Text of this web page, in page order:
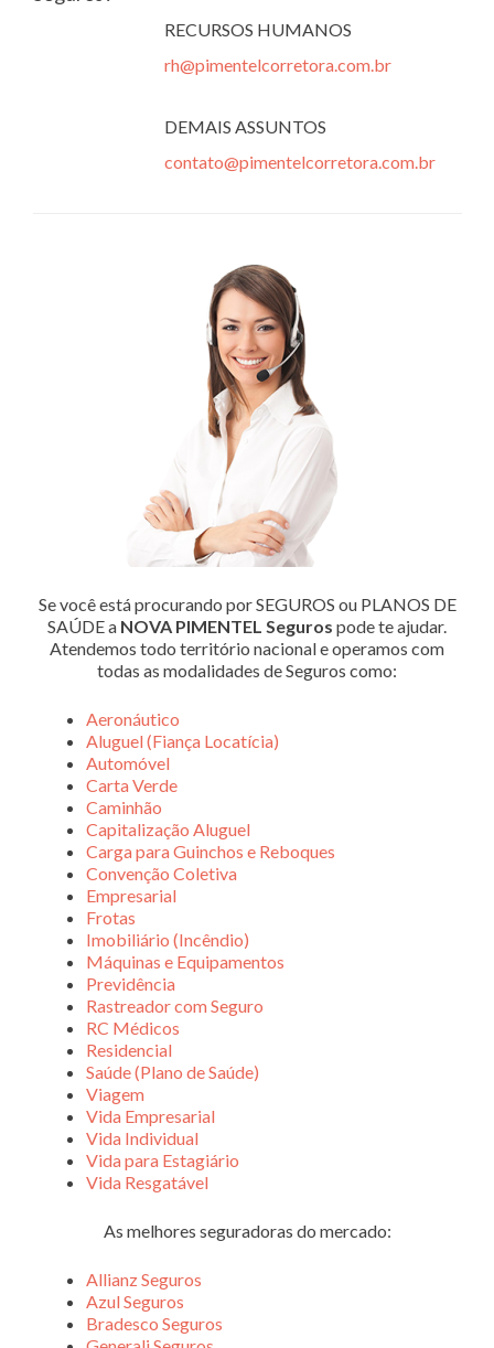
RECURSOS HUMANOS
rh@pimentelcorretora.com.br
DEMAIS ASSUNTOS
contato@pimentelcorretora.com.br
Se você está procurando por SEGUROS ou PLANOS DE
SAÚDE a NOVA PIMENTEL Seguros pode te ajudar.
Atendemos todo território nacional e operamos com
todas as modalidades de Seguros como:
Aeronáutico
Aluguel (Fiança Locatícia)
Automóvel
Carta Verde
Caminhão
Capitalização Aluguel
Carga para Guinchos e Reboques
Convenção Coletiva
Empresarial
Frotas
Imobiliário (Incêndio)
Máquinas e Equipamentos
Previdência
Rastreador com Seguro
RC Médicos
Residencial
Saúde (Plano de Saúde)
Viagem
Vida Empresarial
Vida Individual
Vida para Estagiário
Vida Resgatável
As melhores seguradoras do mercado:
Allianz Seguros
Azul Seguros
Bradesco Seguros